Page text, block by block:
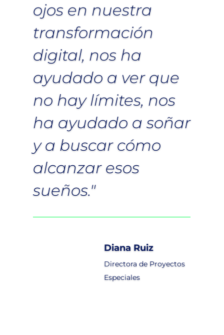
ojos en nuestra
transformación
digital, nos ha
ayudado a ver que
no hay límites, nos
ha ayudado a soñar
y a buscar cómo
alcanzar esos
sueños."
Diana Ruiz
Directora de Proyectos
Especiales